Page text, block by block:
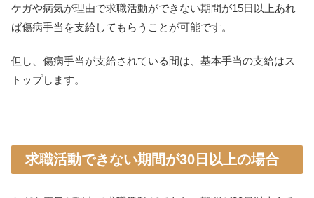
ケガや病気が理由で求職活動ができない期間が15日以上あれ
ば傷病手当を支給してもらうことが可能です。
但し、傷病手当が支給されている間は、基本手当の支給はス
トップします。
求職活動できない期間が30日以上の場合